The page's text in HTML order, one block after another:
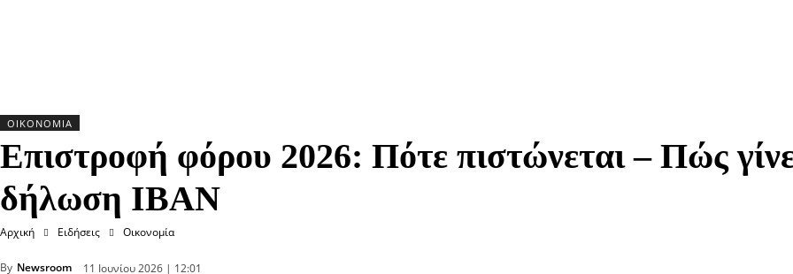
ΟΙΚΟΝΟΜΊΑ
Επιστροφή φόρου 2026: Πότε πιστώνεται – Πώς
δήλωση IBAN
Αρχική Ειδήσεις Οικονομία
By Newsroom 11 Ιουνίου 2026 | 12:01